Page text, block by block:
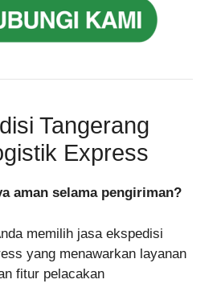
Tangerang
Express
aman selama pengiriman?
memilih jasa ekspedisi
yang menawarkan layanan
fitur pelacakan